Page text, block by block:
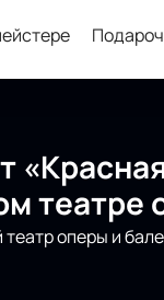
театре
оперы и